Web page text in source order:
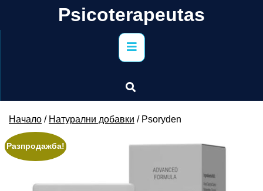
Psicoterapeutas
Primary
Menu
Начало / Натурални добавки / Psoryden
Разпродажба!